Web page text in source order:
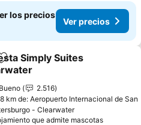
los precios
Ver precios
Añadir a favoritos
Simply Suites
Bueno
2.516
km de: Aeropuerto Internacional de San
- Clearwater
que admite mascotas